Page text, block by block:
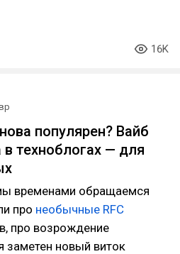
16K
популярен? Вайб
в техноблогах — для
временами обращаемся
про необычные RFC
про возрождение
заметен новый виток